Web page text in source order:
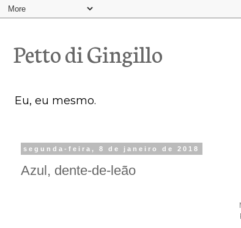
Petto di Gingillo
Eu, eu mesmo.
segunda-feira, 8 de janeiro de 2018
Azul, dente-de-leão